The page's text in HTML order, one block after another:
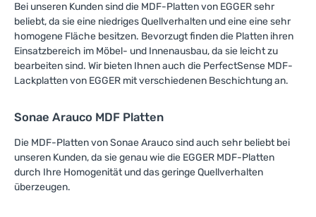
Bei unseren Kunden sind die MDF-Platten von EGGER sehr
beliebt, da sie eine niedriges Quellverhalten und eine eine sehr
homogene Fläche besitzen. Bevorzugt finden die Platten ihren
Einsatzbereich im Möbel- und Innenausbau, da sie leicht zu
bearbeiten sind. Wir bieten Ihnen auch die PerfectSense MDF-
Lackplatten von EGGER mit verschiedenen Beschichtung an.
Sonae Arauco MDF Platten
Die MDF-Platten von Sonae Arauco sind auch sehr beliebt bei
unseren Kunden, da sie genau wie die EGGER MDF-Platten
durch Ihre Homogenität und das geringe Quellverhalten
überzeugen.